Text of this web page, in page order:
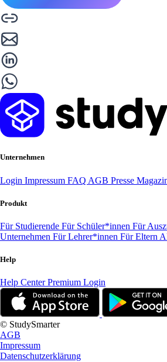
Unternehmen
Login Impressum FAQ AGB Presse
Produkt
Für Studierende Für Schüler*innen Für
Unternehmen Für Lehrer*innen Für Eltern
Help
Help CenterPremium Login
© StudySmarter
AGB
Impressum
Datenschutzerklärung